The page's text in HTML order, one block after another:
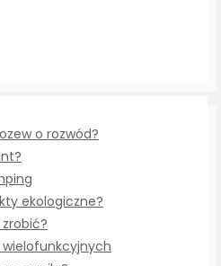
o rozwód?
ekologiczne?